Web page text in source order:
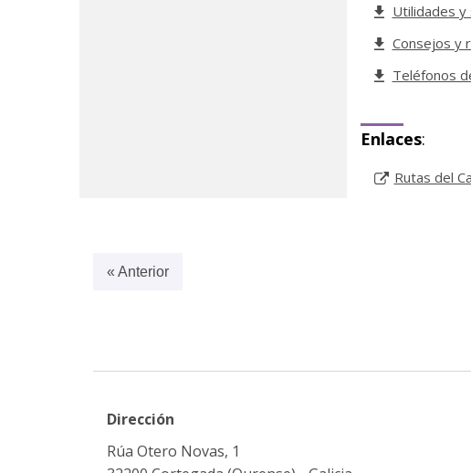
Utilidades y
Consejos y
Teléfonos
Enlaces:
Rutas del
« Anterior
Dirección
Rúa Otero Novas, 1